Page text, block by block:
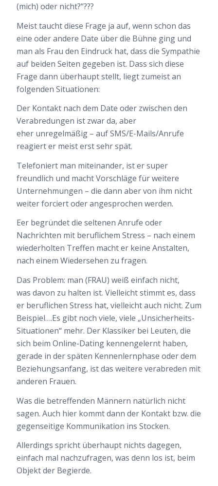
(mich) oder nicht?“???
Meist taucht diese Frage ja auf, wenn schon das
eine oder andere Date über die Bühne ging und
man als Frau den Eindruck hat, dass die Sympathie
auf beiden Seiten gegeben ist. Dass sich diese
Frage dann überhaupt stellt, liegt zumeist an
folgenden Situationen:
Der Kontakt nach dem Date oder zwischen den
Verabredungen ist zwar da, aber
eher unregelmäßig – auf SMS/E-Mails/Anrufe
reagiert er meist erst sehr spät.
Telefoniert man miteinander, ist er super
freundlich und macht Vorschläge für weitere
Unternehmungen – die dann aber von ihm nicht
weiter forciert oder angesprochen werden.
Eer begründet die seltenen Anrufe oder
Nachrichten mit beruflichem Stress – nach einem
wiederholten Treffen macht er keine Anstalten,
nach einem Wiedersehen zu fragen.
Das Problem: man (FRAU) weiß einfach nicht,
was davon zu halten ist. Vielleicht stimmt es, dass
er beruflichen Stress hat, vielleicht auch nicht. Zum
Beispiel….Es gibt noch viele, viele „Unsicherheits-
Situationen“ mehr. Der Klassiker bei Leuten, die
sich beim Online-Dating kennengelernt haben,
gerade in der späten Kennenlernphase oder dem
Beziehungsanfang, ist das weitere verabreden mit
anderen Frauen.
Was die betreffenden Männern natürlich nicht
sagen. Auch hier kommt dann der Kontakt bzw. die
gegenseitige Kommunikation ins Stocken.
Allerdings spricht überhaupt nichts dagegen,
einfach mal nachzufragen, was denn los ist, beim
Objekt der Begierde.